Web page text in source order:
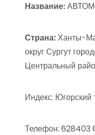
Название:
Страна:Ханты-
округ Сургут
Центральный
Индекс: Югорский
Телефон: 628403